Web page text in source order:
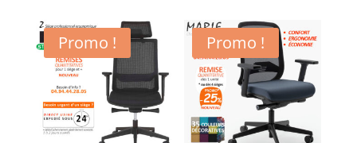
Promo ! Promo !